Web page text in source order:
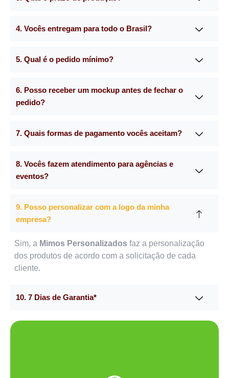
4. Vocês entregam para todo o Brasil?
5. Qual é o pedido mínimo?
6. Posso receber um mockup antes de fechar o
pedido?
7. Quais formas de pagamento vocês aceitam?
8. Vocês fazem atendimento para agências e
eventos?
9. Posso personalizar com a logo da minha
empresa?
Sim, a Mimos Personalizados faz a personalização
dos produtos de acordo com a solicitação de cada
cliente.
10. 7 Dias de Garantia*